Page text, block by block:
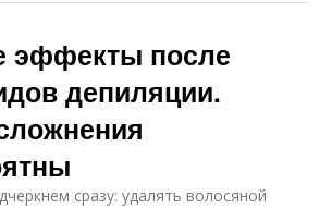
эффекты после
депиляции.
сразу: удалять волосяной